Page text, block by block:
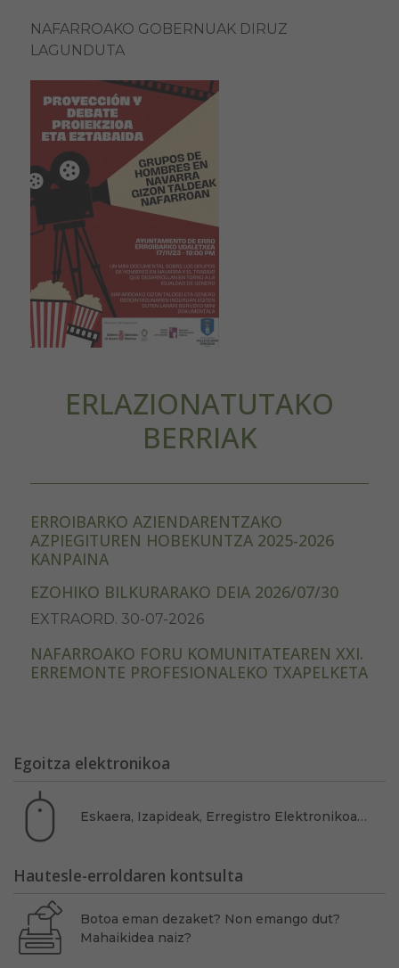
NAFARROAKO GOBERNUAK DIRUZ
LAGUNDUTA
ERLAZIONATUTAKO
BERRIAK
ERROIBARKO AZIENDARENTZAKO
AZPIEGITUREN HOBEKUNTZA 2025-2026
KANPAINA
EZOHIKO BILKURARAKO DEIA 2026/07/30
EXTRAORD. 30-07-2026
NAFARROAKO FORU KOMUNITATEAREN XXI.
ERREMONTE PROFESIONALEKO TXAPELKETA
Egoitza elektronikoa
Eskaera, Izapideak, Erregistro Elektronikoa…
Hautesle-erroldaren kontsulta
Botoa eman dezaket? Non emango dut?
Mahaikidea naiz?